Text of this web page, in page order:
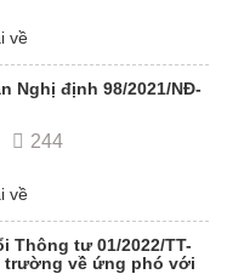
về
Nghị định 98/2021/NĐ-
244
về
Thông tư 01/2022/TT-
trường về ứng phó với